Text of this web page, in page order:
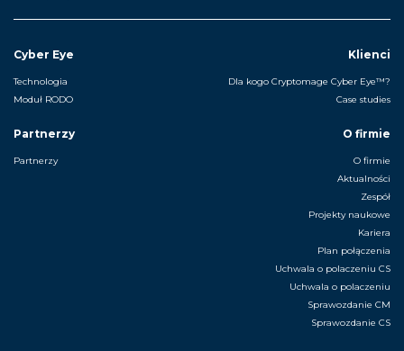
Cyber Eye
Technologia
Moduł RODO
Klienci
Dla kogo Cryptomage Cyber Eye™?
Case studies
Partnerzy
Partnerzy
O firmie
O firmie
Aktualności
Zespół
Projekty naukowe
Kariera
Plan połączenia
Uchwala o polaczeniu CS
Uchwala o polaczeniu
Sprawozdanie CM
Sprawozdanie CS